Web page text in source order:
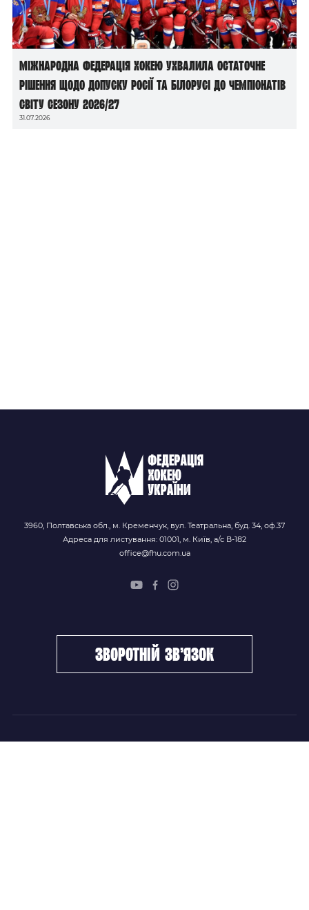
Міжнародна федерація хокею ухвалила остаточне
рішення щодо допуску росії та білорусі до чемпіонатів
світу сезону 2026/27
31.07.2026
3960, Полтавська обл., м. Кременчук, вул. Театральна, буд. 34, оф.37
Адреса для листування: 01001, м. Київ, а/с В-182
office@fhu.com.ua
зворотній зв’язок